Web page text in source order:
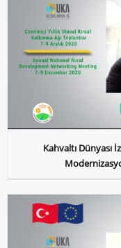
Kahvaltı Dünyası